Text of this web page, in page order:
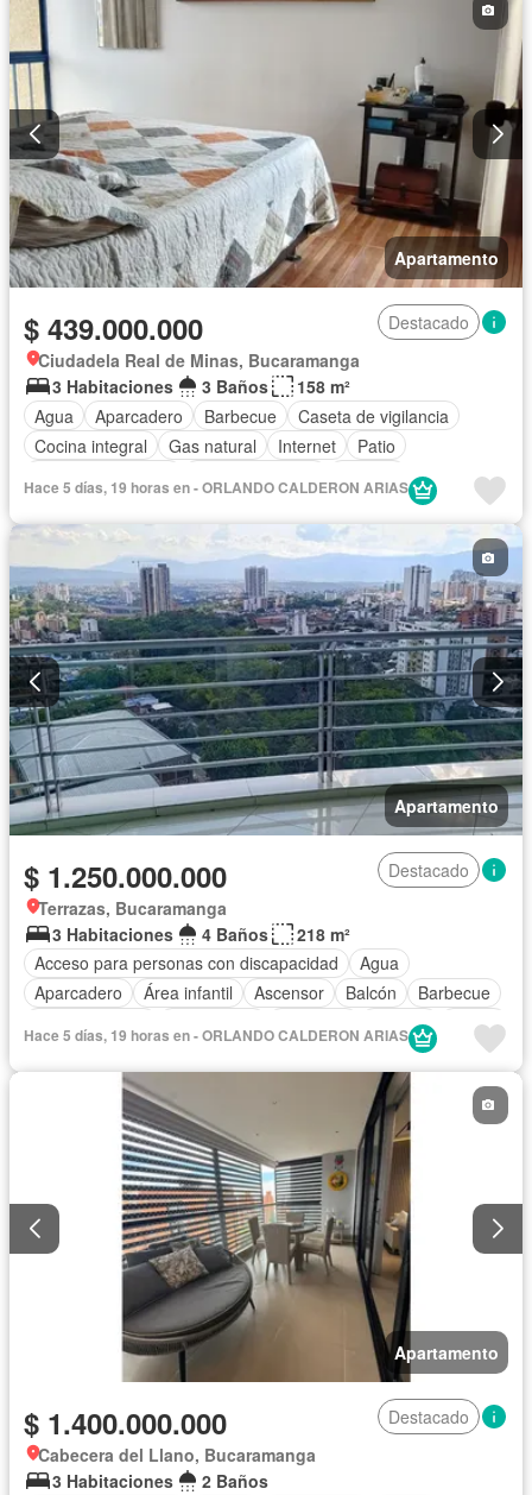
Apartamento
$ 439.000.000
Destacado
Ciudadela Real de Minas, Bucaramanga
3 Habitaciones
3 Baños
158 m²
Agua
Aparcadero Barbecue
Caseta de vigilancia
Cocina integral
Gas natural Internet
Patio
Hace 5 días, 19 horas en - ORLANDO CALDERON ARIAS
Apartamento
$ 1.250.000.000
Destacado
Terrazas, Bucaramanga
3 Habitaciones
4 Baños
218 m²
Acceso para personas con discapacidad
Agua
Aparcadero
Área infantil Ascensor Balcón
Barbecue
Internet
Jardín
Tanque de agua
Vista panorámica
Hace 5 días, 19 horas en - ORLANDO CALDERON ARIAS
Apartamento
$ 1.400.000.000
Destacado
Cabecera del Llano, Bucaramanga
3 Habitaciones
2 Baños